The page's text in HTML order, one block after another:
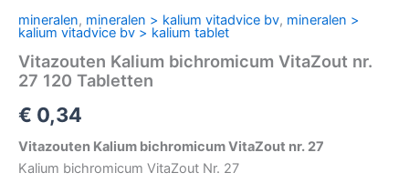
mineralen, mineralen > kalium vitadvice bv, mineralen >
kalium vitadvice bv > kalium tablet
Vitazouten Kalium bichromicum VitaZout nr.
27 120 Tabletten
€ 0,34
Vitazouten Kalium bichromicum VitaZout nr. 27
Kalium bichromicum VitaZout Nr. 27